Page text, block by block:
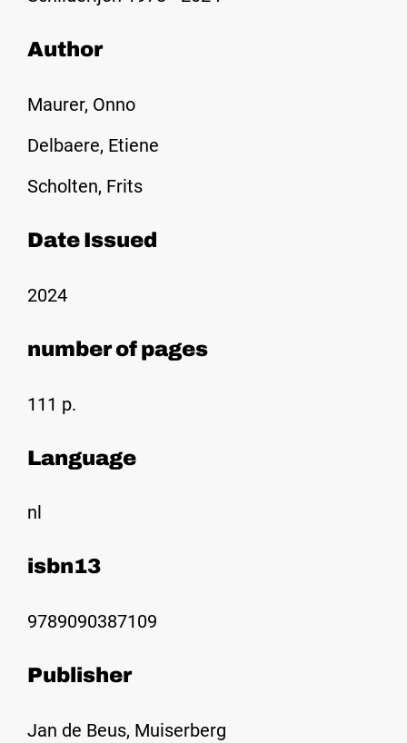
Author
Maurer, Onno
Delbaere, Etiene
Scholten, Frits
Date Issued
2024
number of pages
111 p.
Language
nl
isbn13
9789090387109
Publisher
Jan de Beus, Muiserberg